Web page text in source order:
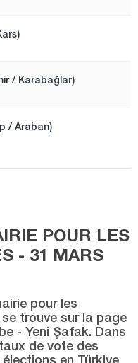
/ Karabağlar)
/ Araban)
POUR LES
- 31 MARS
pour les
trouve sur la page
- Yeni Şafak. Dans
de vote des
en Türkiye